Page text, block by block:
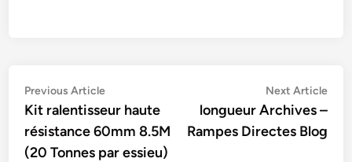
Navigation
de
l’article
Previous ArticlePrevious
article:
Kit ralentisseur haute
résistance 60mm 8.5M
(20 Tonnes par essieu)
Next Article
longueur Archives –
Rampes Directes Blog